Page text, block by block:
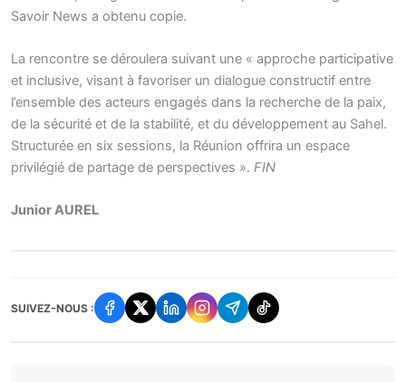
Savoir News a obtenu copie.
La rencontre se déroulera suivant une « approche participative
et inclusive, visant à favoriser un dialogue constructif entre
l’ensemble des acteurs engagés dans la recherche de la paix,
de la sécurité et de la stabilité, et du développement au Sahel.
Structurée en six sessions, la Réunion offrira un espace
privilégié de partage de perspectives ». FIN
Junior AUREL
SUIVEZ-NOUS :